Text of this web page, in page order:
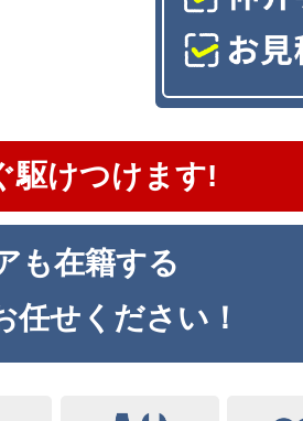
駆けつけます!
も在籍する
任せください！